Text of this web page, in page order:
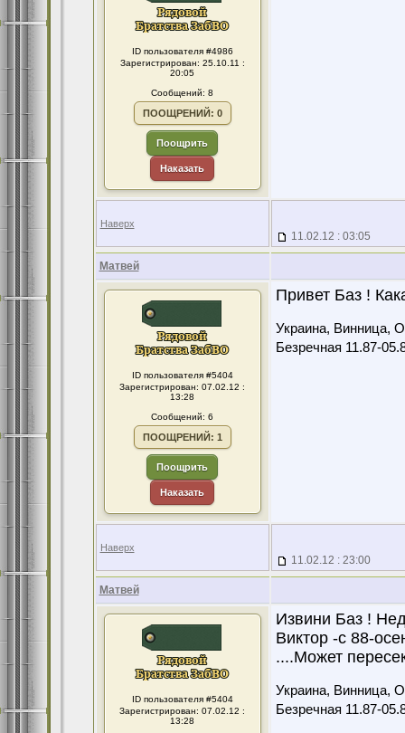
ID пользователя #4986
Зарегистрирован: 25.10.11 :
20:05
Сообщений: 8
ПООЩРЕНИЙ: 0
Поощрить
Наказать
Наверх
11.02.12 : 03:05
Матвей
ID пользователя #5404
Зарегистрирован: 07.02.12 :
13:28
Сообщений: 6
ПООЩРЕНИЙ: 1
Поощрить
Наказать
Привет Баз !
Украина, Винница,
Безречная 11.87-
Наверх
11.02.12 : 23:00
Матвей
ID пользователя #5404
Зарегистрирован: 07.02.12 :
13:28
Извини Баз !
Виктор -с 88-
....Может
Украина, Винница,
Безречная 11.87-